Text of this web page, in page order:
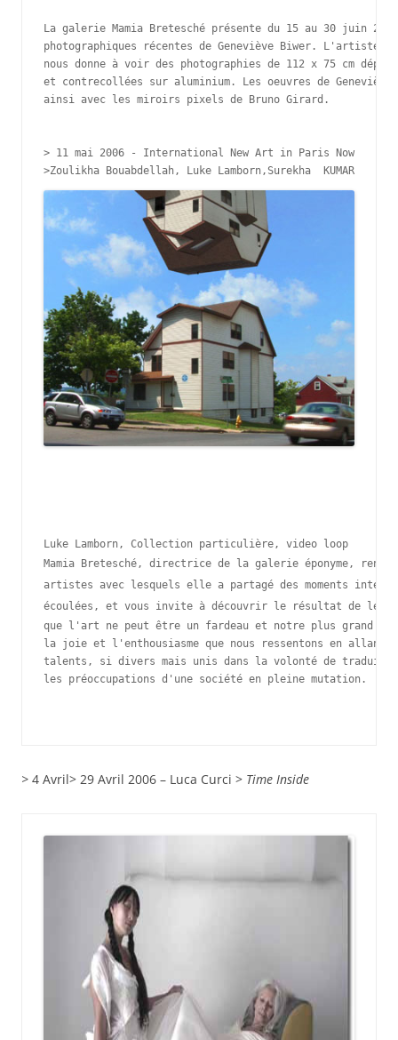
La galerie Mamia Bretesché présente du 15 au 30 juin
photographiques récentes de Geneviève Biwer. L'artiste
nous donne à voir des photographies de 112 x 75 cm
et contrecollées sur aluminium. Les oeuvres de
ainsi avec les miroirs pixels de Bruno Girard.
> 11 mai 2006 - International New Art in Paris Now
>Zoulikha Bouabdellah, Luke Lamborn,Surekha  KUMAR
Mamia Bretesché, directrice de la galerie éponyme, rend
artistes avec lesquels elle a partagé des moments
écoulées, et vous invite à découvrir le résultat de leur
que l'art ne peut être un fardeau et notre plus grand
la joie et l'enthousiasme que nous ressentons en allant
talents, si divers mais unis dans la volonté de
les préoccupations d'une société en pleine mutation.
> 4 Avril> 29 Avril 2006 – Luca Curci > Time Inside